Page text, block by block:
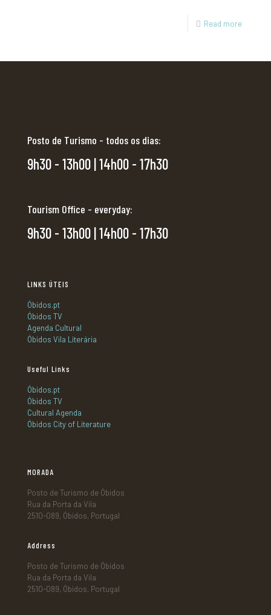
Read more
Posto de Turismo - todos os dias:
9h30 - 13h00 | 14h00 - 17h30
Tourism Office - everyday:
9h30 - 13h00 | 14h00 - 17h30
LINKS ÚTEIS
Óbidos.pt
Óbidos TV
Agenda Cultural
Óbidos Vila Literária
Useful Links
Óbidos.pt
Óbidos TV
Cultural Agenda
Óbidos City of Literature
MORADA
Posto de Turismo de Óbidos
Rua da Porta da Vila
2510-089, Óbidos, Portugal
Address
Posto de Turismo de Óbidos
Rua da Porta da Vila
2510-089, Óbidos, Portugal